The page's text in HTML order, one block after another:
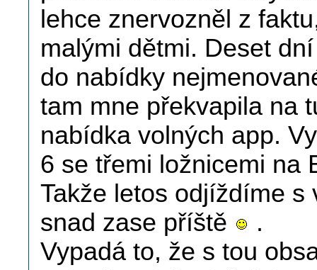
lehce znervozněl z
malými dětmi. Deset
do nabídky
tam mne překvapila na
nabídka volných app.
6 se třemi ložnicemi na
Takže letos odjíždíme s
snad zase příště
.
Vypadá to, že s tou